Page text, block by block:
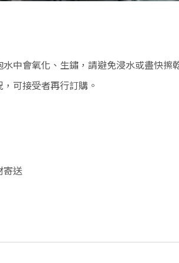
中會氧化、生鏽，請避免浸水或盡快擦
可接受者再行訂購。
寄送